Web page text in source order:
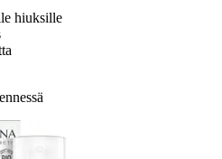
hiuksille